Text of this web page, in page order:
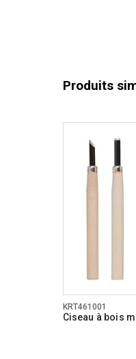
Produits
KRT461001
Ciseau à bois